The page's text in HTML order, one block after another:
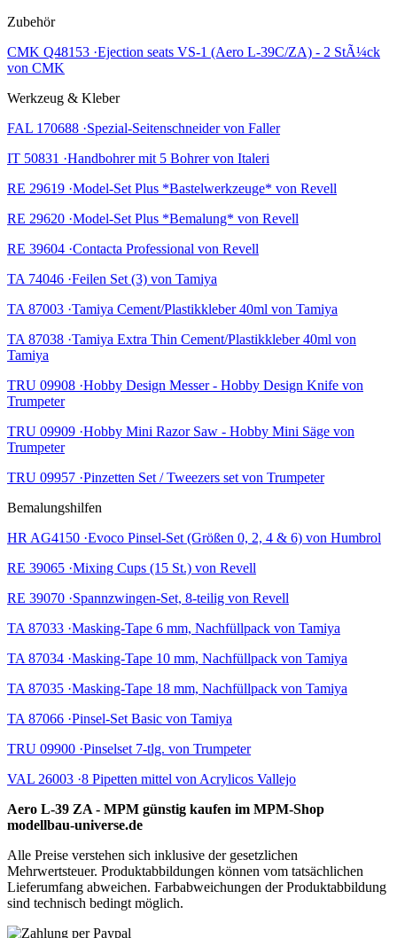
Zubehör
CMK Q48153 ·Ejection seats VS-1 (Aero L-39C/ZA) - 2 StÃ¼ck
von CMK
Werkzeug & Kleber
FAL 170688 ·Spezial-Seitenschneider von Faller
IT 50831 ·Handbohrer mit 5 Bohrer von Italeri
RE 29619 ·Model-Set Plus *Bastelwerkzeuge* von Revell
RE 29620 ·Model-Set Plus *Bemalung* von Revell
RE 39604 ·Contacta Professional von Revell
TA 74046 ·Feilen Set (3) von Tamiya
TA 87003 ·Tamiya Cement/Plastikkleber 40ml von Tamiya
TA 87038 ·Tamiya Extra Thin Cement/Plastikkleber 40ml von
Tamiya
TRU 09908 ·Hobby Design Messer - Hobby Design Knife von
Trumpeter
TRU 09909 ·Hobby Mini Razor Saw - Hobby Mini Säge von
Trumpeter
TRU 09957 ·Pinzetten Set / Tweezers set von Trumpeter
Bemalungshilfen
HR AG4150 ·Evoco Pinsel-Set (Größen 0, 2, 4 & 6) von Humbrol
RE 39065 ·Mixing Cups (15 St.) von Revell
RE 39070 ·Spannzwingen-Set, 8-teilig von Revell
TA 87033 ·Masking-Tape 6 mm, Nachfüllpack von Tamiya
TA 87034 ·Masking-Tape 10 mm, Nachfüllpack von Tamiya
TA 87035 ·Masking-Tape 18 mm, Nachfüllpack von Tamiya
TA 87066 ·Pinsel-Set Basic von Tamiya
TRU 09900 ·Pinselset 7-tlg. von Trumpeter
VAL 26003 ·8 Pipetten mittel von Acrylicos Vallejo
Aero L-39 ZA - MPM günstig kaufen im MPM-Shop
modellbau-universe.de
Alle Preise verstehen sich inklusive der gesetzlichen
Mehrwertsteuer. Produktabbildungen können vom tatsächlichen
Lieferumfang abweichen. Farbabweichungen der Produktabbildung
sind technisch bedingt möglich.